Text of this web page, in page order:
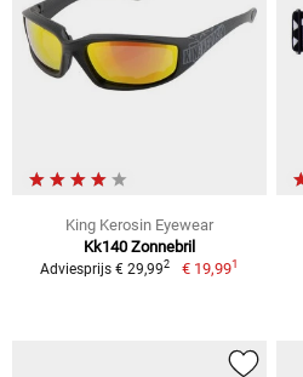
King Kerosin Eyewear
Kk140 Zonnebril
Adviesprijs € 29,992 € 19,991